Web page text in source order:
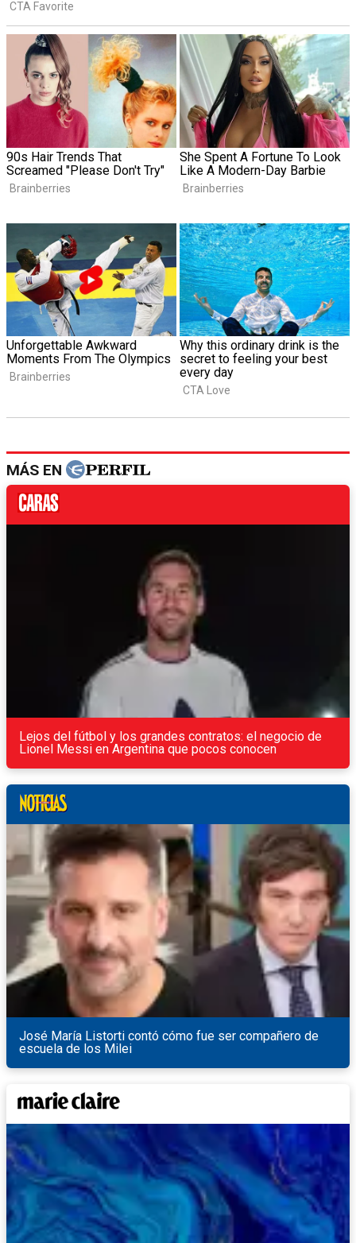
MÁS EN
Lejos del fútbol y los grandes contratos: el negocio de
Lionel Messi en Argentina que pocos conocen
José María Listorti contó cómo fue ser compañero de
escuela de los Milei